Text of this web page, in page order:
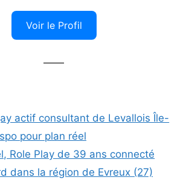
Voir le Profil
——
actif consultant de Levallois Île-
pour plan réel
Role Play de 39 ans connecté
dans la région de Evreux (27)